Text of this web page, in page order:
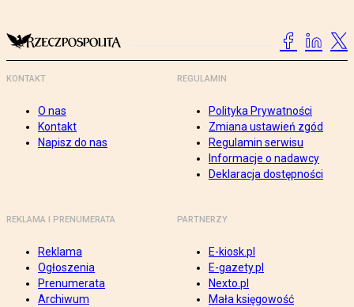
KONTAKT
O nas
Kontakt
Napisz do nas
REGULAMIN
Polityka Prywatności
Zmiana ustawień zgód
Regulamin serwisu
Informacje o nadawcy
Deklaracja dostępności
REKLAMA I PRENUMERATA
Reklama
Ogłoszenia
Prenumerata
Archiwum
PARTNERZY
E-kiosk.pl
E-gazety.pl
Nexto.pl
Mała księgowość